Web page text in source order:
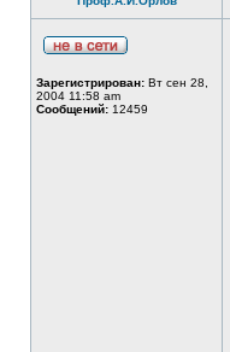
Зарегистрирован: Вт сен 28,
2004 11:58 am
Сообщений: 12459